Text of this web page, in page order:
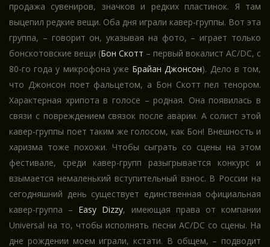
продажа сувениров, значков и редких пластинок. Я там
выцепил редкие вещи. Оба дня играли кавер-группы. Вот эта
группа, – говорит он, указывая на фото, – играет только
бонскотовские вещи (Бон Скотт – первый вокалист AC/DC, с
80-го года у микрофона уже Брайан Джонсон). Дело в том,
что Джонсон поет фальцетом, а Бон Скотт пел тенором.
Характерная хрипота в голосе – родная. Она появилась в
связи с повреждением связок после аварии. А солист этой
кавер-группы поет таким же голосом, как Бон! Внешность и
харизма тоже похожи. Чтобы сыграть со сцены на этом
фестивале, среди кавер-групп разыгрывается конкурс и
взымается немаленький вступительный взнос. В России на
сегодняшний день существует единственная официальная
кавер-группа – Easy Dizzy, имеющая права от компании
Universal на то, чтобы исполнять песни AC/DC со сцены. На
дне рождении моем играли, кстати. В общем, – подводит